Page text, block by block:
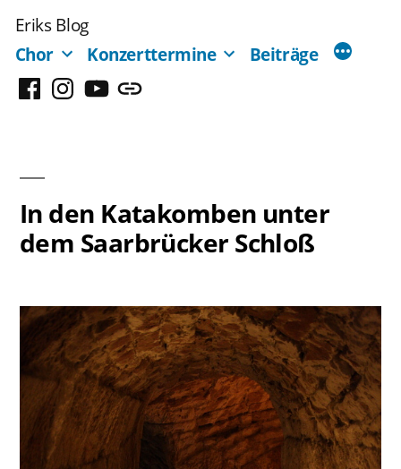
Inhalt
springen
Eriks Blog
Chor
Konzerttermine Beiträge
FacebookInstagram
YouTubeMastodon
In den Katakomben unter
dem Saarbrücker Schloß